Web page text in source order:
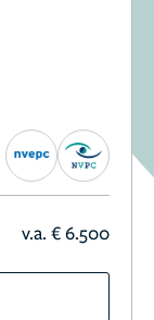
v.a. € 6.500